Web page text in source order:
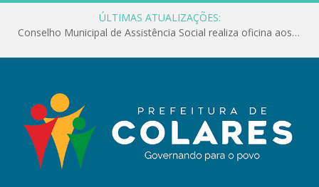
ÚLTIMAS ATUALIZAÇÕES:
Conselho Municipal de Assistência Social realiza oficina aos servidores